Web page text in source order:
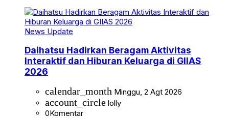
News Update
Daihatsu Hadirkan Beragam Aktivitas
Interaktif dan Hiburan Keluarga di GIIAS
2026
calendar_month Minggu, 2 Agt 2026
account_circle lolly
0Komentar